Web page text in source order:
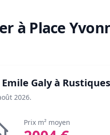
à Place
Galy à
2026.
Prix m² moyen